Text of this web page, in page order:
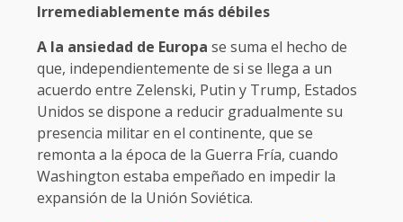
Irremediablemente más débiles
A la ansiedad de Europa se suma el hecho de
que, independientemente de si se llega a un
acuerdo entre Zelenski, Putin y Trump, Estados
Unidos se dispone a reducir gradualmente su
presencia militar en el continente, que se
remonta a la época de la Guerra Fría, cuando
Washington estaba empeñado en impedir la
expansión de la Unión Soviética.